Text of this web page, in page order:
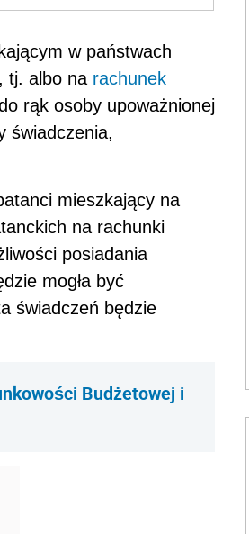
w państwach
tj. albo na rachunek
rąk osoby upoważnionej
świadczenia,
mieszkający na
na rachunki
posiadania
mogła być
świadczeń będzie
Budżetowej i